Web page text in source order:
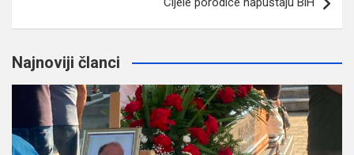
Najnoviji članci